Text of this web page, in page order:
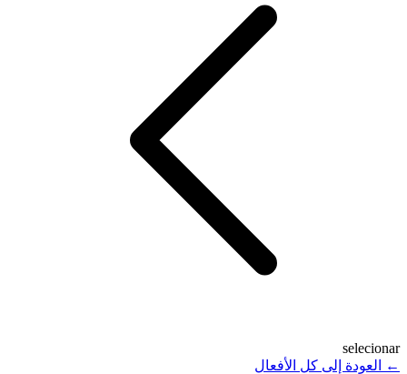
selecionar
←
العودة إلى كل الأفعال